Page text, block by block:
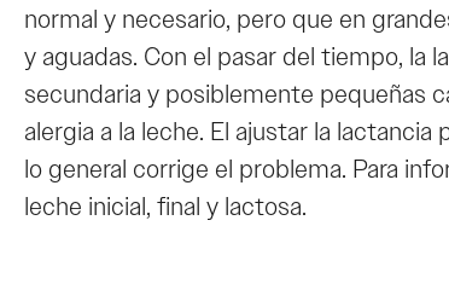
normal y necesario, pero que en
y aguadas. Con el pasar del tiempo, la
secundaria y posiblemente pequeñas
alergia a la leche. El ajustar la
lo general corrige el problema. Para
leche inicial, final y lactosa.